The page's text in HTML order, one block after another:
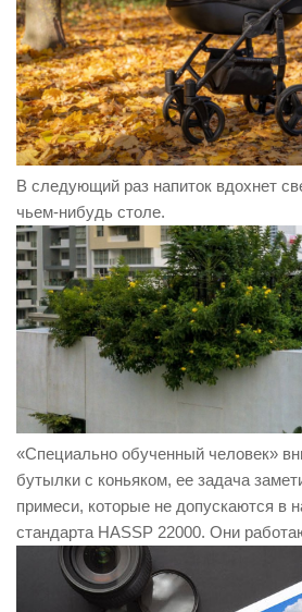
В следующий раз напиток вдохнет
чьем-нибудь столе.
«Специально обученный человек»
бутылки с коньяком, ее задача
примеси, которые не допускаются в
стандарта HASSP 22000. Они